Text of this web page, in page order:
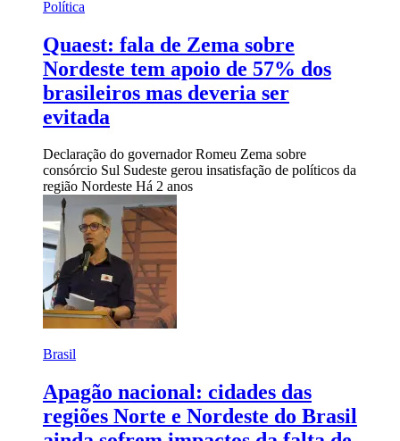
Política
Quaest: fala de Zema sobre
Nordeste tem apoio de 57% dos
brasileiros mas deveria ser
evitada
Declaração do governador Romeu Zema sobre
consórcio Sul Sudeste gerou insatisfação de políticos da
região Nordeste Há 2 anos
Brasil
Apagão nacional: cidades das
regiões Norte e Nordeste do Brasil